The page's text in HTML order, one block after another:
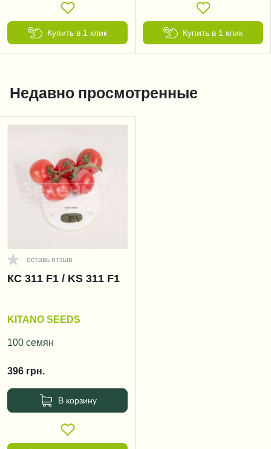
Купить в 1 клик Купить в 1 клик
Недавно просмотренные
оставь отзыв
КС 311 F1 / KS 311 F1
KITANO SEEDS
100 семян
396 грн.
В корзину